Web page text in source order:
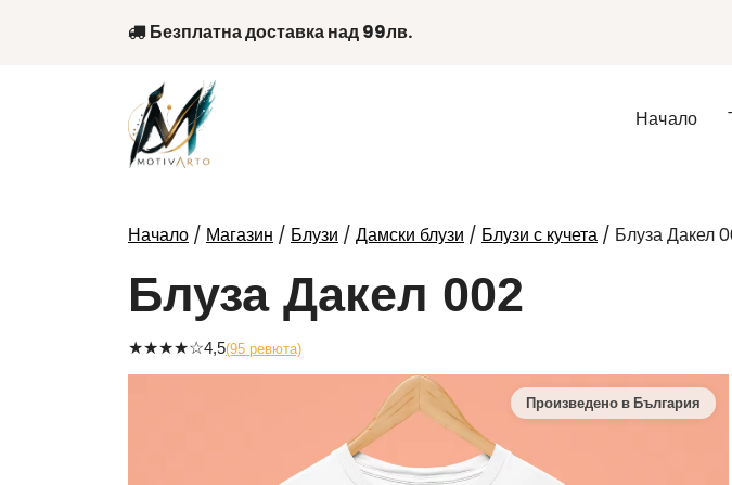
Безплатна доставка над 99лв.
Начало
Начало / Магазин / Блузи / Дамски блузи / Блузи с кучета / Блуза Дакел
Блуза Дакел 002
★★★★☆4,5(95 ревюта)